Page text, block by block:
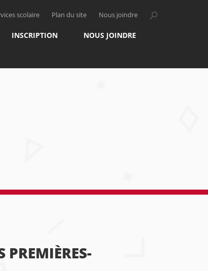
scolaire Plan du site Nous joindre
INSCRIPTION NOUS JOINDRE